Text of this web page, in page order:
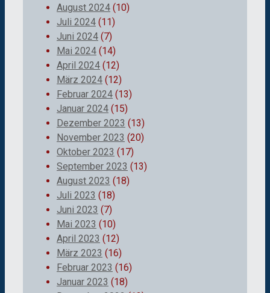
August 2024 (10)
Juli 2024 (11)
Juni 2024 (7)
Mai 2024 (14)
April 2024 (12)
März 2024 (12)
Februar 2024 (13)
Januar 2024 (15)
Dezember 2023 (13)
November 2023 (20)
Oktober 2023 (17)
September 2023 (13)
August 2023 (18)
Juli 2023 (18)
Juni 2023 (7)
Mai 2023 (10)
April 2023 (12)
März 2023 (16)
Februar 2023 (16)
Januar 2023 (18)